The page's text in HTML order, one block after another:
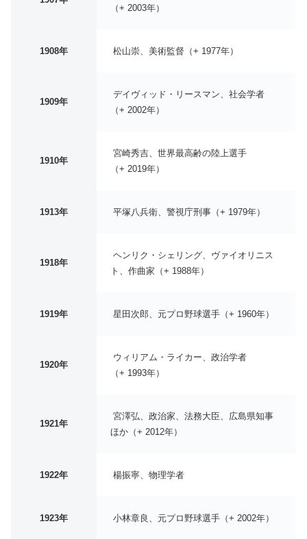
（+ 2003年）
1908年 松山崇、美術監督（+ 1977年）
1909年
デイヴィッド・リースマン、社会学者
（+ 2002年）
1910年
宮崎秀吉、世界最高齢の陸上選手
（+ 2019年）
1913年 平塚八兵衛、警視庁刑事（+ 1979年）
1918年
ヘンリク・シェリング、ヴァイオリニス
ト、作曲家（+ 1988年）
1919年 星田次郎、元プロ野球選手（+ 1960年）
1920年
ウィリアム・ライカー、政治学者
（+ 1993年）
1921年
宮澤弘、政治家、法務大臣、広島県知事
ほか（+ 2012年）
1922年 楊振寧、物理学者
1923年 小林章良、元プロ野球選手（+ 2002年）